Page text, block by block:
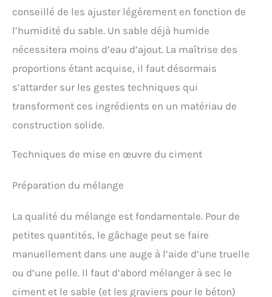
conseillé de les ajuster légèrement en fonction de
l’humidité du sable. Un sable déjà humide
nécessitera moins d’eau d’ajout. La maîtrise des
proportions étant acquise, il faut désormais
s’attarder sur les gestes techniques qui
transforment ces ingrédients en un matériau de
construction solide.
Techniques de mise en œuvre du ciment
Préparation du mélange
La qualité du mélange est fondamentale. Pour de
petites quantités, le gâchage peut se faire
manuellement dans une auge à l’aide d’une truelle
ou d’une pelle. Il faut d’abord mélanger à sec le
ciment et le sable (et les graviers pour le béton)